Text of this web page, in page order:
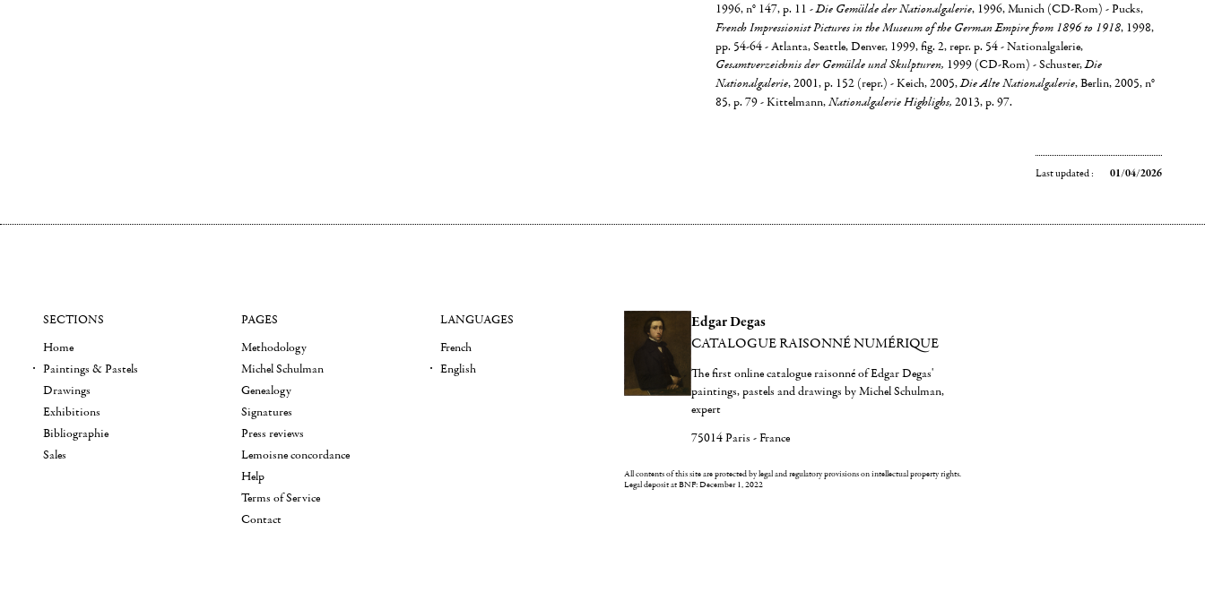
1996, n° 147, p. 11 -Die Gemälde der Nationalgalerie, 1996, Munich (CD-Rom) - Pucks,
French Impressionist Pictures in the Museum of the German Empire from 1896 to 1918, 1998,
pp. 54-64 - Atlanta, Seattle, Denver, 1999, fig. 2, repr. p. 54 - Nationalgalerie,
Gesamtverzeichnis der Gemälde und Skulpturen, 1999 (CD-Rom) - Schuster,Die
Nationalgalerie, 2001, p. 152 (repr.) - Keich, 2005,Die Alte Nationalgalerie, Berlin, 2005, n°
85, p. 79 - Kittelmann,Nationalgalerie Highlighs, 2013, p. 97.
Last updated : 01/04/2026
Edgar Degas
CATALOGUE RAISONNÉ NUMÉRIQUE
The first online catalogue raisonné of Edgar Degas'
paintings, pastels and drawings by Michel Schulman,
expert
75014 Paris - France
All contents of this site are protected by legal and regulatory provisions on intellectual property rights.
Legal deposit at BNF: December 1, 2022
SECTIONS
Home
Paintings & Pastels
Drawings
Exhibitions
Bibliographie
Sales
PAGES
Methodology
Michel Schulman
Genealogy
Signatures
Press reviews
Lemoisne concordance
Help
Terms of Service
Contact
LANGUAGES
French
English